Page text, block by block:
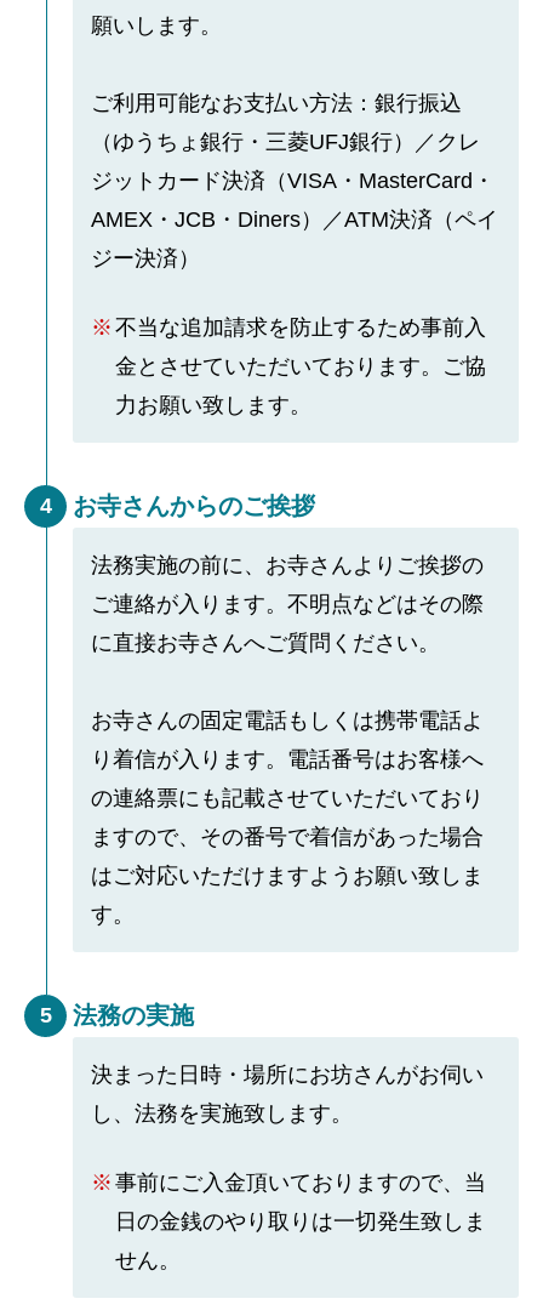
願いします。
ご利用可能なお支払い方法：銀行振込
（ゆうちょ銀行・三菱UFJ銀行）／クレ
ジットカード決済（VISA・MasterCard・
AMEX・JCB・Diners）／ATM決済（ペイ
ジー決済）
不当な追加請求を防止するため事前入
金とさせていただいております。ご協
力お願い致します。
4 お寺さんからのご挨拶
法務実施の前に、お寺さんよりご挨拶の
ご連絡が入ります。不明点などはその際
に直接お寺さんへご質問ください。
お寺さんの固定電話もしくは携帯電話よ
り着信が入ります。電話番号はお客様へ
の連絡票にも記載させていただいており
ますので、その番号で着信があった場合
はご対応いただけますようお願い致しま
す。
5 法務の実施
決まった日時・場所にお坊さんがお伺い
し、法務を実施致します。
事前にご入金頂いておりますので、当
日の金銭のやり取りは一切発生致しま
せん。